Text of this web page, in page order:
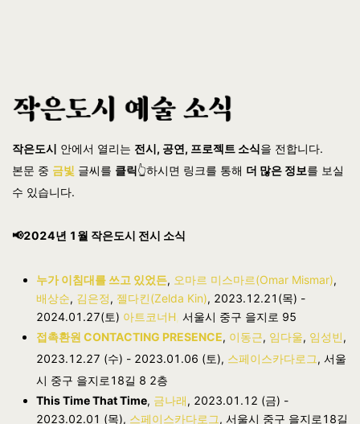
작은도시 안에서 열리는 전시, 공연, 프로젝트 소식을 전합니다.
본문 중 금빛 글씨를 클릭👆하시면 링크를 통해 더 많은 정보를 보실
수 있습니다.
📢2024년 1월 작은도시 전시 소식
누가 이침대를 쓰고 있었든, 오마르 미스마르(Omar Mismar),
배상순, 김은정, 젤다킨(Zelda Kin), 2023.12.21(목) -
2024.01.27(토) 아트코너H 서울시 중구 을지로 95
접촉환원 CONTACTING PRESENCE, 이동근, 임다울, 임성빈,
2023.12.27 (수) - 2023.01.06 (토), 스페이스카다로그, 서울
시 중구 을지로18길 8 2층
This Time That Time, 금나래, 2023.01.12 (금) -
2023.02.01 (목), 스페이스카다로그, 서울시 중구 을지로18길